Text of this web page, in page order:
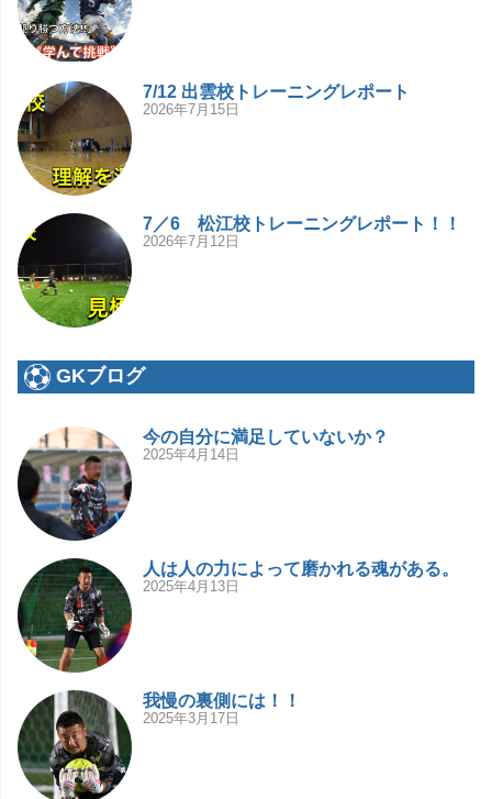
7/12 出雲校トレーニングレポート
2026年7月15日
7／6 松江校トレーニングレポート！！
2026年7月12日
GKブログ
今の自分に満足していないか？
2025年4月14日
人は人の力によって磨かれる魂がある。
2025年4月13日
我慢の裏側には！！
2025年3月17日